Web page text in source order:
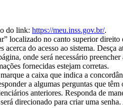
do link: https://meu.inss.gov.br/.
localizado no canto superior direito
do acesso ao sistema. Desça
onde será necessário
fornecidas estejam corretas.
a caixa que indica a
a algumas perguntas que
anteriores. Responda de
direcionado para criar uma